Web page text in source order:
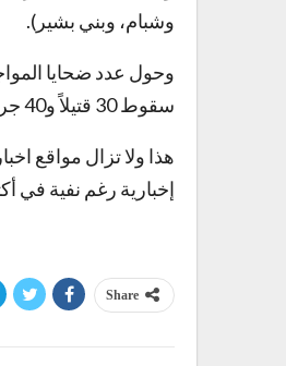
وشبام، وبني بشير).
وحول عدد ضحايا
سقوط 30 قتيلاً و40 جريحاً من الطرفين.
هذا ولا تزال مواقع
إخبارية رغم نفية في
Share